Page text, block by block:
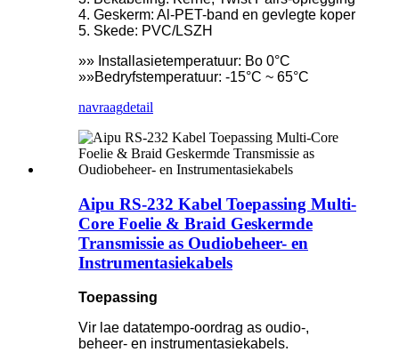
4. Geskerm: Al-PET-band en gevlegte koper
5. Skede: PVC/LSZH
»» Installasietemperatuur: Bo 0°C
»»Bedryfstemperatuur: -15°C ~ 65°C
navraagdetail
Aipu RS-232 Kabel Toepassing Multi-
Core Foelie & Braid Geskermde
Transmissie as Oudiobeheer- en
Instrumentasiekabels
Toepassing
Vir lae datatempo-oordrag as oudio-,
beheer- en instrumentasiekabels.